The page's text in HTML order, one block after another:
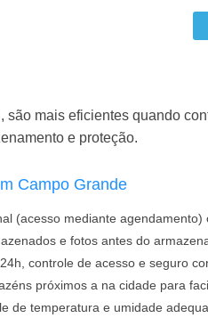
mais eficientes quando
e proteção.
Campo Grande
(acesso mediante
e fotos antes do
controle de acesso e seguro
próximos a na cidade para
de temperatura e umidade